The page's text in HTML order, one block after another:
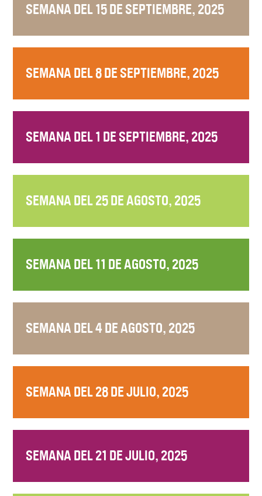
SEMANA DEL 15 DE SEPTIEMBRE, 2025
SEMANA DEL 8 DE SEPTIEMBRE, 2025
SEMANA DEL 1 DE SEPTIEMBRE, 2025
SEMANA DEL 25 DE AGOSTO, 2025
SEMANA DEL 11 DE AGOSTO, 2025
SEMANA DEL 4 DE AGOSTO, 2025
SEMANA DEL 28 DE JULIO, 2025
SEMANA DEL 21 DE JULIO, 2025